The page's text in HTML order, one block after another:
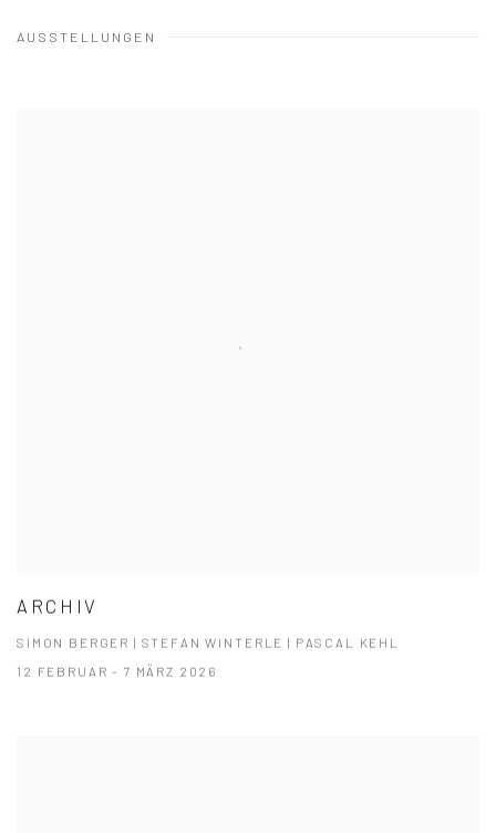
AUSSTELLUNGEN
ARCHIV
SIMON BERGER | STEFAN WINTERLE | PASCAL KEHL
12 FEBRUAR - 7 MÄRZ 2026